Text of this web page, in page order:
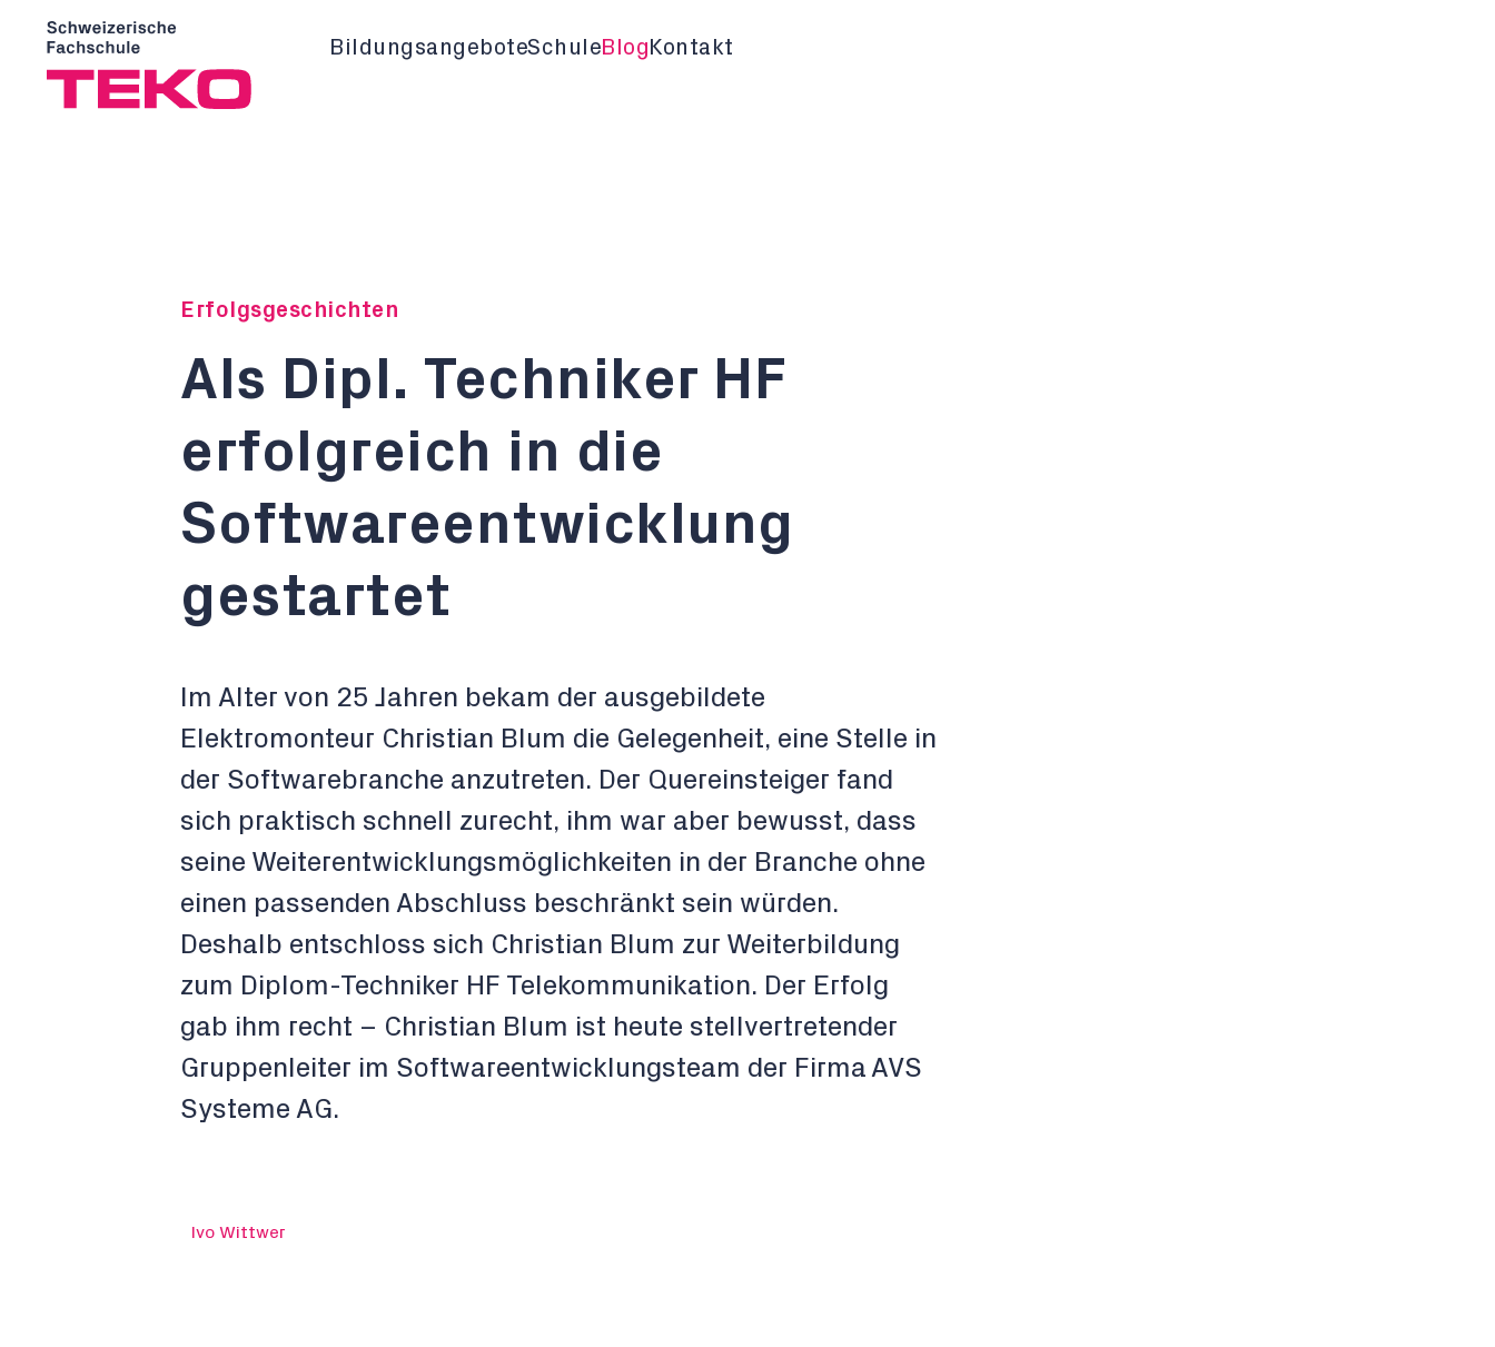
BildungsangeboteSchule Blog Kontakt
Erfolgsgeschichten
Als Dipl. Techniker HF
erfolgreich in die
Softwareentwicklung
gestartet
Im Alter von 25 Jahren bekam der ausgebildete
Elektromonteur Christian Blum die Gelegenheit, eine Stelle in
der Softwarebranche anzutreten. Der Quereinsteiger fand
sich praktisch schnell zurecht, ihm war aber bewusst, dass
seine Weiterentwicklungsmöglichkeiten in der Branche ohne
einen passenden Abschluss beschränkt sein würden.
Deshalb entschloss sich Christian Blum zur Weiterbildung
zum Diplom-Techniker HF Telekommunikation. Der Erfolg
gab ihm recht – Christian Blum ist heute stellvertretender
Gruppenleiter im Softwareentwicklungsteam der Firma AVS
Systeme AG.
Ivo Wittwer